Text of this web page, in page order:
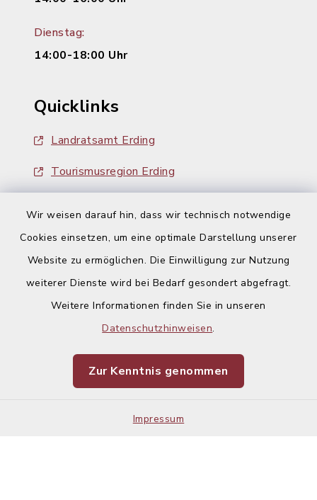
Wir weisen darauf hin, dass wir technisch notwendige
Cookies einsetzen, um eine optimale Darstellung unserer
Website zu ermöglichen. Die Einwilligung zur Nutzung
weiterer Dienste wird bei Bedarf gesondert abgefragt.
Weitere Informationen finden Sie in unseren
Datenschutzhinweisen.
Zur Kenntnis genommen
Impressum
Dienstag:
14:00-18:00 Uhr
Quicklinks
Landratsamt Erding
Tourismusregion Erding
Kontakt
Datenschutz
Impressum